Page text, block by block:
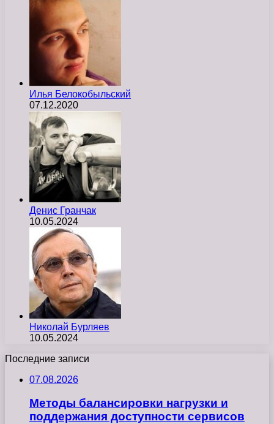
Илья Белокобыльский
07.12.2020
Денис Гранчак
10.05.2024
Николай Бурляев
10.05.2024
Последние записи
07.08.2026
Методы балансировки нагрузки и
поддержания доступности сервисов